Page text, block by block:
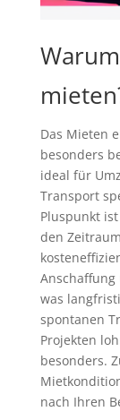
Das Mieten
besonders
ideal für
Transport
Pluspunkt
den
Anschaffung
was
spontanen
Projekten
besonders.
nach Ihren